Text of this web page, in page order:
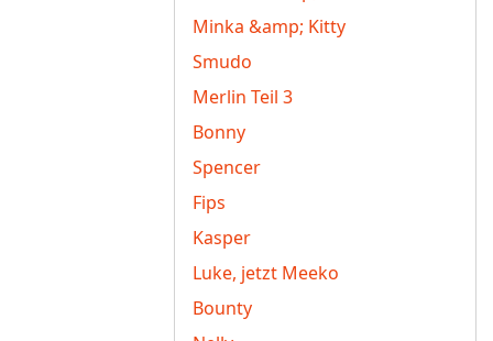
Minka &amp; Kitty
Smudo
Merlin Teil 3
Bonny
Spencer
Fips
Kasper
Luke, jetzt Meeko
Bounty